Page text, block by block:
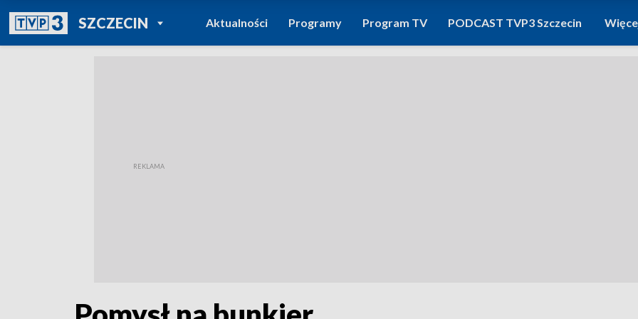
SZCZECINPOWRÓT DO
TVP REGIONY
Aktualności Programy Program TV PODCAST TVP3 Szczecin